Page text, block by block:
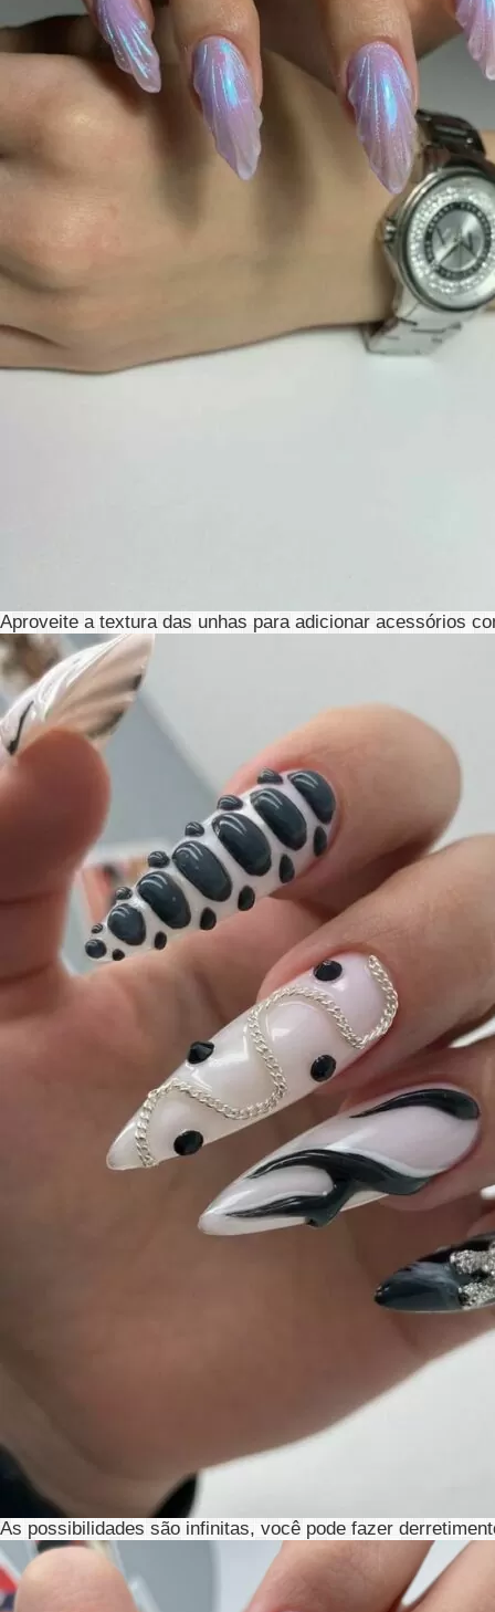
Aproveite a textura das unhas para adicionar acessórios
As possibilidades são infinitas, você pode fazer